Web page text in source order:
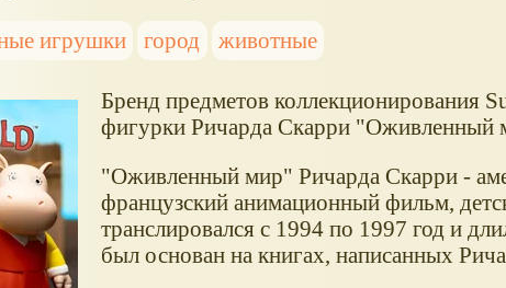
игрушки город животные
Бренд предметов коллекционирования
фигурки Ричарда Скарри "Оживленный
"Оживленный мир" Ричарда Скарри -
французский анимационный фильм,
транслировался с 1994 по 1997 год и
был основан на книгах, написанных